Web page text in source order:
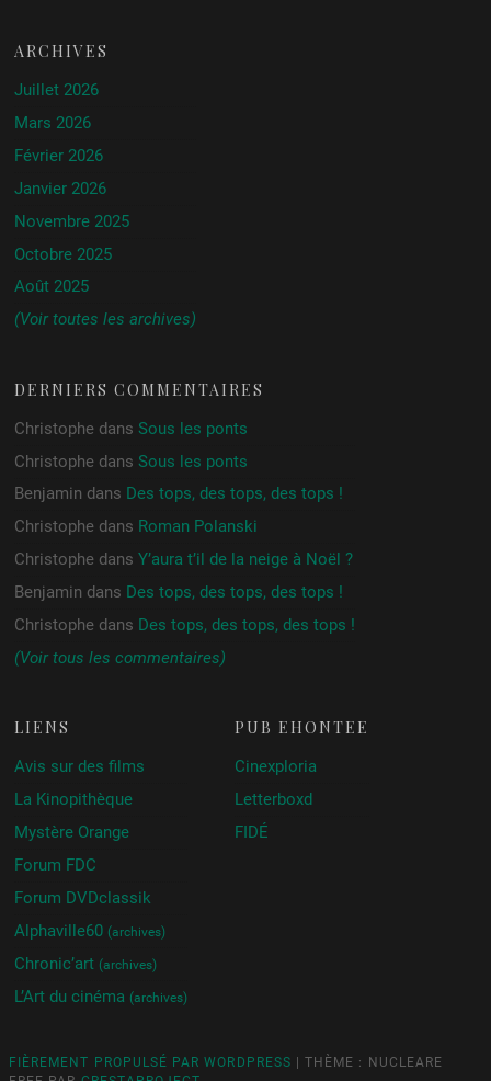
ARCHIVES
Juillet 2026
Mars 2026
Février 2026
Janvier 2026
Novembre 2025
Octobre 2025
Août 2025
(Voir toutes les archives)
DERNIERS COMMENTAIRES
Christophe dans Sous les ponts
Christophe dans Sous les ponts
Benjamin dans Des tops, des tops, des tops !
Christophe dans Roman Polanski
Christophe dans Y’aura t’il de la neige à Noël ?
Benjamin dans Des tops, des tops, des tops !
Christophe dans Des tops, des tops, des tops !
(Voir tous les commentaires)
LIENS
Avis sur des films
La Kinopithèque
Mystère Orange
Forum FDC
Forum DVDclassik
Alphaville60 (archives)
Chronic’art (archives)
L’Art du cinéma (archives)
PUB ÉHONTÉE
Cinexploria
Letterboxd
FIDÉ
FIÈREMENT PROPULSÉ PAR WORDPRESS |THÈME : NUCLEARE